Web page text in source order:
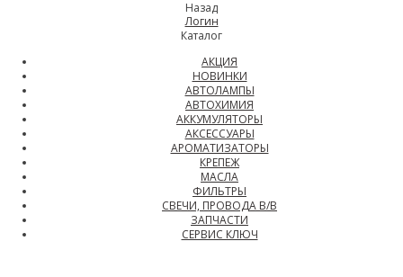
Назад
Логин
Каталог
АКЦИЯ
НОВИНКИ
АВТОЛАМПЫ
АВТОХИМИЯ
АККУМУЛЯТОРЫ
АКСЕССУАРЫ
АРОМАТИЗАТОРЫ
КРЕПЕЖ
МАСЛА
ФИЛЬТРЫ
СВЕЧИ, ПРОВОДА В/В
ЗАПЧАСТИ
СЕРВИС КЛЮЧ